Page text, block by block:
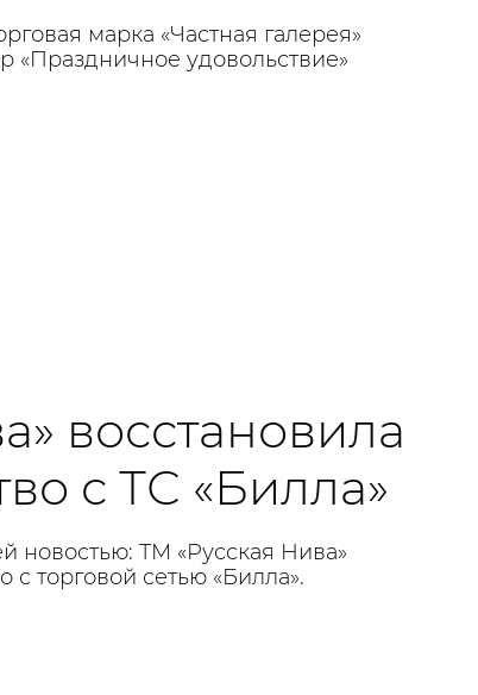
марка «Частная галерея»
«Праздничное удовольствие»
восстановила
с ТС «Билла»
новостью: ТМ «Русская Нива»
с торговой сетью «Билла».